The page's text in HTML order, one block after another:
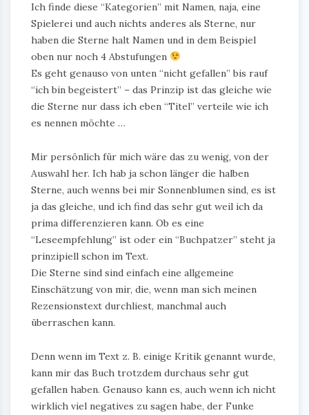
Ich finde diese “Kategorien” mit Namen, naja, eine
Spielerei und auch nichts anderes als Sterne, nur
haben die Sterne halt Namen und in dem Beispiel
oben nur noch 4 Abstufungen
Es geht genauso von unten “nicht gefallen” bis rauf
“ich bin begeistert” – das Prinzip ist das gleiche wie
die Sterne nur dass ich eben “Titel” verteile wie ich
es nennen möchte …
Mir persönlich für mich wäre das zu wenig, von der
Auswahl her. Ich hab ja schon länger die halben
Sterne, auch wenns bei mir Sonnenblumen sind, es ist
ja das gleiche, und ich find das sehr gut weil ich da
prima differenzieren kann. Ob es eine
“Leseempfehlung” ist oder ein “Buchpatzer” steht ja
prinzipiell schon im Text.
Die Sterne sind sind einfach eine allgemeine
Einschätzung von mir, die, wenn man sich meinen
Rezensionstext durchliest, manchmal auch
überraschen kann.
Denn wenn im Text z. B. einige Kritik genannt wurde,
kann mir das Buch trotzdem durchaus sehr gut
gefallen haben. Genauso kann es, auch wenn ich nicht
wirklich viel negatives zu sagen habe, der Funke